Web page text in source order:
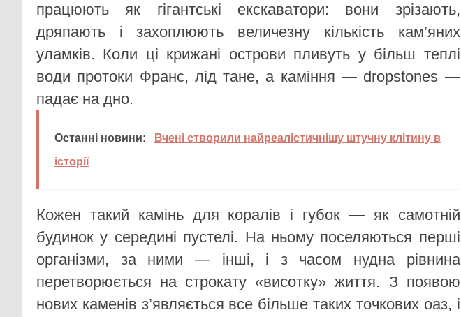
працюють як гігантські екскаватори: вони зрізають,
дряпають і захоплюють величезну кількість кам’яних
уламків. Коли ці крижані острови пливуть у більш теплі
води протоки Франс, лід тане, а каміння — dropstones —
падає на дно.
Останні новини:
Вчені створили найреалістичнішу штучну клітину в
історії
Кожен такий камінь для коралів і губок — як самотній
будинок у середині пустелі. На ньому поселяються перші
організми, за ними — інші, і з часом нудна рівнина
перетворюється на строкату «висотку» життя. З появою
нових каменів з’являється все більше таких точкових оаз, і